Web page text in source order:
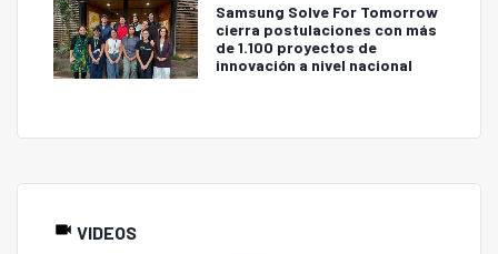
Samsung Solve For Tomorrow
cierra postulaciones con más
de 1.100 proyectos de
innovación a nivel nacional
VIDEOS